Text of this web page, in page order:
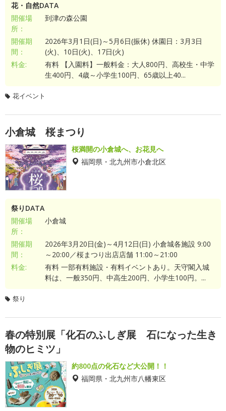
花・自然DATA
開催場
所：
到津の森公園
開催期
間：
2026年3月1日(日)～5月6日(振休) 休園日：3月3日
(火)、10日(火)、17日(火)
料金:
有料 【入園料】一般料金：大人800円、高校生・中学
生400円、4歳～小学生100円、65歳以上40...
花イベント
小倉城 桜まつり
桜満開の小倉城へ、お花見へ
福岡県・北九州市小倉北区
祭りDATA
開催場
所：
小倉城
開催期
間：
2026年3月20日(金)～4月12日(日) 小倉城各施設 9:00
～20:00／桜まつり出店店舗 11:00～21:00
料金:
有料 一部有料施設・有料イベントあり。天守閣入城
料は、一般350円、中高生200円、小学生100円。...
祭り
春の特別展「化石のふしぎ展 石になった生き
物のヒミツ」
約800点の化石など大公開！！
福岡県・北九州市八幡東区